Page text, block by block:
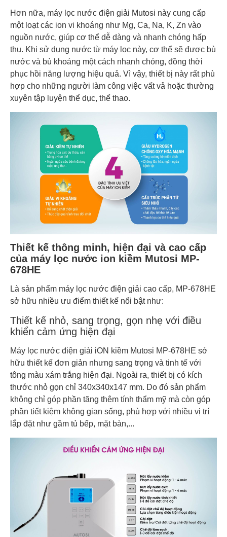
Hơn nữa, máy lọc nước điện giải Mutosi này cung cấp
một loạt các ion vi khoáng như Mg, Ca, Na, K, Zn vào
nguồn nước, giúp cơ thể dễ dàng và nhanh chóng hấp
thu. Khi sử dụng nước từ máy lọc này, cơ thể sẽ được bù
nước và bù khoáng một cách nhanh chóng, đồng thời
phục hồi năng lượng hiệu quả. Vì vậy, thiết bị này rất phù
hợp cho những người làm công việc vất vả hoặc thường
xuyên tập luyện thể dục, thể thao.
Thiết kế thông minh, hiện đại và cao cấp
của máy lọc nước ion kiềm Mutosi MP-
678HE
Là sản phẩm máy lọc nước điện giải cao cấp, MP-678HE
sở hữu nhiều ưu điểm thiết kế nổi bật như:
Thiết kế nhỏ, sang trọng, gọn nhẹ với điều
khiển cảm ứng hiện đại
Máy lọc nước điện giải iON kiềm Mutosi MP-678HE sở
hữu thiết kế đơn giản nhưng sang trọng và tinh tế với
tông màu xám trắng hiện đại. Ngoài ra, thiết bị có kích
thước nhỏ gọn chỉ 340x340x147 mm. Do đó sản phẩm
không chỉ góp phần tăng thêm tính thẩm mỹ mà còn góp
phần tiết kiệm không gian sống, phù hợp với nhiều vị trí
lắp đặt như gầm tủ bếp, mặt bàn,...